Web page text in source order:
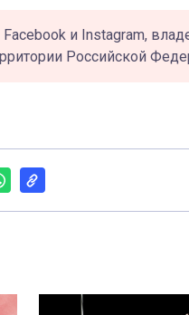
и Instagram,
Российской